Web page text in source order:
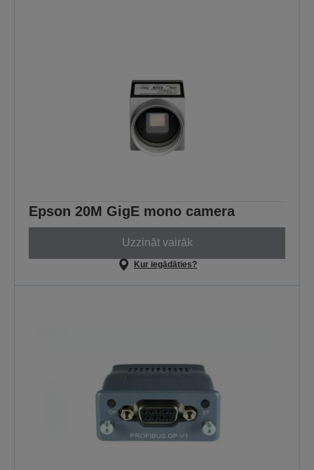
Epson 20M GigE mono camera
Uzzināt vairāk
Kur iegādāties?